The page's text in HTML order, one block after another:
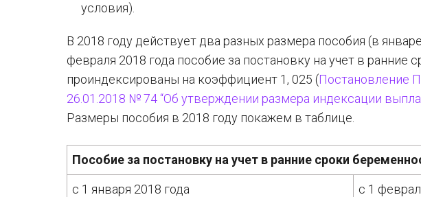
условия).
В 2018 году действует два разных размера пособия (в
февраля 2018 года пособие за постановку на учет в ранние
проиндексированы на коэффициент 1, 025 (Постановление
26.01.2018 № 74 “Об утверждении размера индексации
Размеры пособия в 2018 году покажем в таблице.
Пособие за постановку на учет в ранние сроки
с 1 января 2018 года с 1